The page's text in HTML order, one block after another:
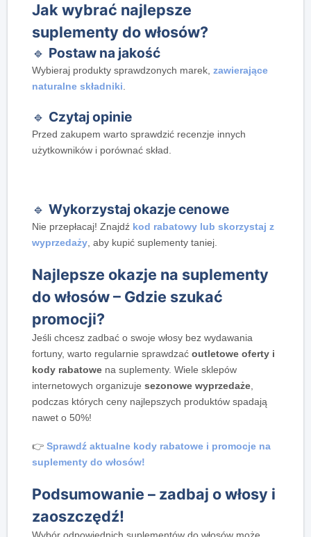
Jak wybrać najlepsze
suplementy do włosów?
🔹 Postaw na jakość
Wybieraj produkty sprawdzonych marek, zawierające
naturalne składniki
🔹 Czytaj opinie
Przed zakupem warto sprawdzić recenzje innych
użytkowników i porównać skład.
🔹 Wykorzystaj okazje cenowe
Nie przepłacaj! Znajdź kod rabatowy lub skorzystaj z
wyprzedaży , aby kupić suplementy taniej.
Najlepsze okazje na suplementy
do włosów – Gdzie szukać
promocji?
Jeśli chcesz zadbać o swoje włosy bez wydawania
fortuny, warto regularnie sprawdzać outletowe oferty i
kody rabatowe na suplementy. Wiele sklepów
internetowych organizuje sezonowe wyprzedaże
podczas których ceny najlepszych produktów spadają
nawet o 50%!
👉 Sprawdź aktualne kody rabatowe i promocje na
suplementy do włosów!
Podsumowanie – zadbaj o włosy i
zaoszczędź!